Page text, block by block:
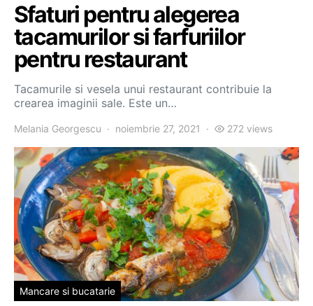
Sfaturi pentru alegerea
tacamurilor si farfuriilor
pentru restaurant
Tacamurile si vesela unui restaurant contribuie la
crearea imaginii sale. Este un…
Melania Georgescu noiembrie 27, 2021 272 views
Mancare si bucatarie